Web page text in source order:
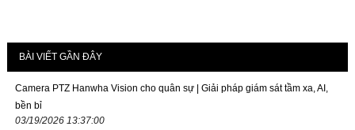
BÀI VIẾT GẦN ĐÂY
Camera PTZ Hanwha Vision cho quân sự | Giải pháp giám sát tầm xa, AI,
bền bỉ
03/19/2026 13:37:00